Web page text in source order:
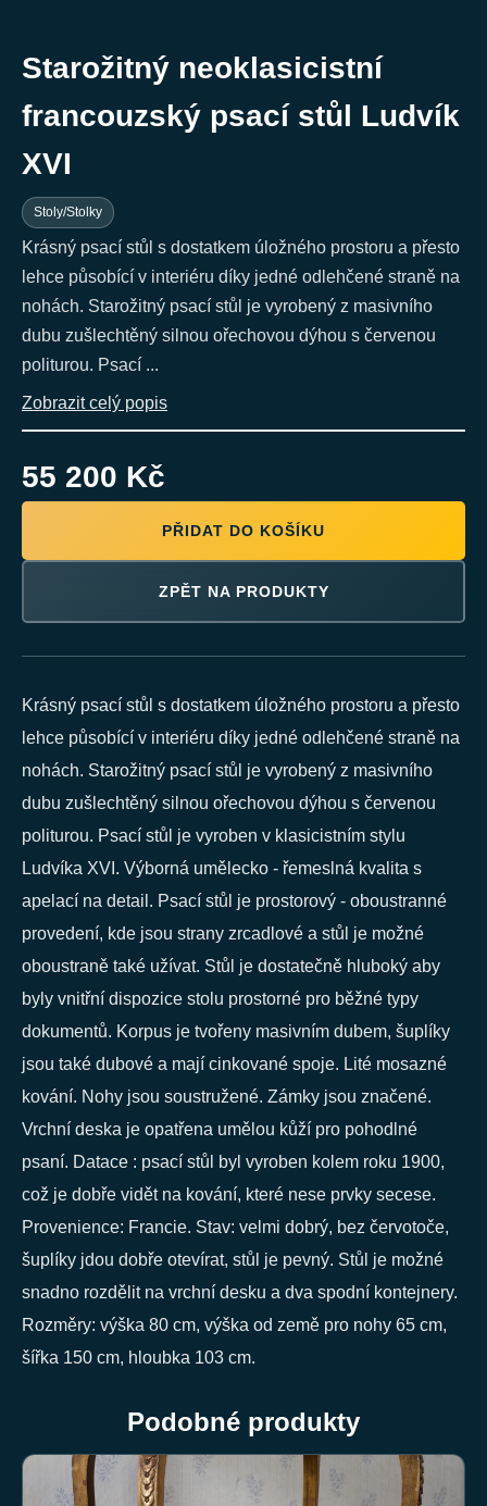
Starožitný neoklasicistní
francouzský psací stůl Ludvík
XVI
Stoly/Stolky
Krásný psací stůl s dostatkem úložného prostoru a přesto
lehce působící v interiéru díky jedné odlehčené straně na
nohách. Starožitný psací stůl je vyrobený z masivního
dubu zušlechtěný silnou ořechovou dýhou s červenou
politurou. Psací ...
Zobrazit celý popis
55 200 Kč
PŘIDAT DO KOŠÍKU
ZPĚT NA PRODUKTY
Krásný psací stůl s dostatkem úložného prostoru a přesto
lehce působící v interiéru díky jedné odlehčené straně na
nohách. Starožitný psací stůl je vyrobený z masivního
dubu zušlechtěný silnou ořechovou dýhou s červenou
politurou. Psací stůl je vyroben v klasicistním stylu
Ludvíka XVI. Výborná umělecko - řemeslná kvalita s
apelací na detail. Psací stůl je prostorový - oboustranné
provedení, kde jsou strany zrcadlové a stůl je možné
oboustraně také užívat. Stůl je dostatečně hluboký aby
byly vnitřní dispozice stolu prostorné pro běžné typy
dokumentů. Korpus je tvořeny masivním dubem, šuplíky
jsou také dubové a mají cinkované spoje. Lité mosazné
kování. Nohy jsou soustružené. Zámky jsou značené.
Vrchní deska je opatřena umělou kůží pro pohodlné
psaní. Datace : psací stůl byl vyroben kolem roku 1900,
což je dobře vidět na kování, které nese prvky secese.
Provenience: Francie. Stav: velmi dobrý, bez červotoče,
šuplíky jdou dobře otevírat, stůl je pevný. Stůl je možné
snadno rozdělit na vrchní desku a dva spodní kontejnery.
Rozměry: výška 80 cm, výška od země pro nohy 65 cm,
šířka 150 cm, hloubka 103 cm.
Podobné produkty